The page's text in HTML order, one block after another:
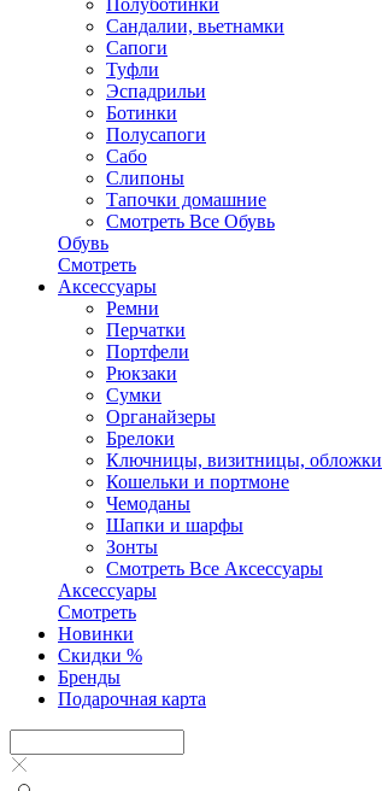
Сандалии, вьетнамки
Сапоги
Туфли
Эспадрильи
Ботинки
Полусапоги
Сабо
Слипоны
Тапочки домашние
Смотреть Все Обувь
Обувь
Смотреть
Аксесcуары
Ремни
Перчатки
Портфели
Рюкзаки
Сумки
Органайзеры
Брелоки
Ключницы, визитницы, обложки
Кошельки и портмоне
Чемоданы
Шапки и шарфы
Зонты
Смотреть Все Аксесcуары
Аксесcуары
Смотреть
Новинки
Скидки %
Бренды
Подарочная карта